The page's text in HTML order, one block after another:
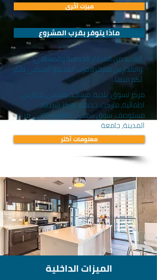
ماذا يتوفر بقرب المشروع
مركز تسوق, بلدية, مساجد, مشفى, مدارس,
اطفائية, ماركت, حديقة, مركز شرطة,
مستوصف, سوق شعبي, صالون رياضي, مركز
المدينة, جامعة
معلومات أكثر
ميزت أخُرى
العديد من المراكز الخدمية والمشافي
والمدارس متوفرة قرب المجمع السكني نذكر
لكم منها :
الميزات الداخلية